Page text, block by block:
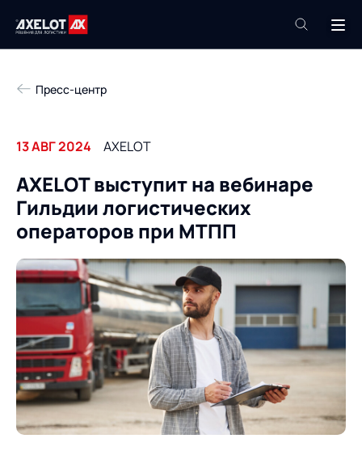
Техподдержка
Компания
Продукты
Роботизация
Академия
База знаний
Услуги
Пресс-центр
Проекты
Контакты
О компании
О компании
ИТ-аккредитация
Партнеры
Импортозамещение
Продукты
Пресс-центр
13 АВГ 2024 AXELOT
AXELOT выступит на вебинаре
Гильдии логистических
операторов при МТПП